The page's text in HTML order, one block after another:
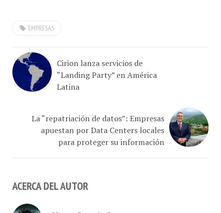
“Landing Party” en América
Latina
apuestan por Data Centers locales
para proteger su información